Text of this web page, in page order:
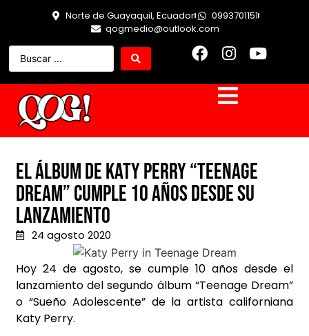
Norte de Guayaquil, Ecuador
0993701151
qogmedio@outlook.com
El álbum de katy Perry “Teenage
Dream” cumple 10 años desde su
lanzamiento
24 agosto 2020
Hoy 24 de agosto, se cumple 10 años desde el
lanzamiento del segundo álbum “Teenage Dream”
o “Sueño Adolescente” de la artista californiana
Katy Perry.